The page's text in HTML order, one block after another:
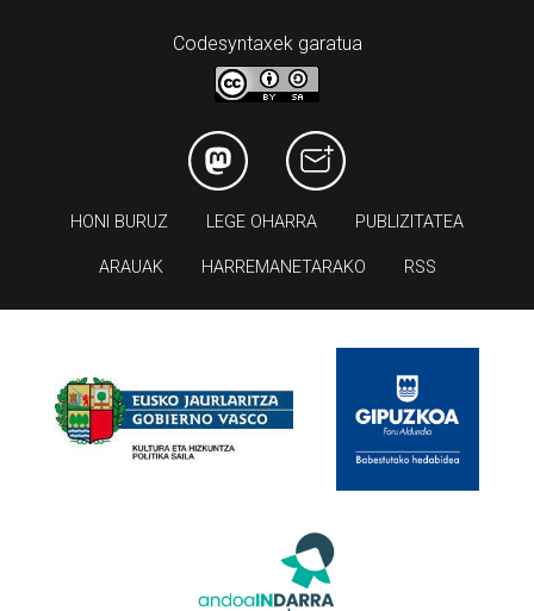
Codesyntaxek garatua
HONI BURUZ LEGE OHARRA PUBLIZITATEA
ARAUAK HARREMANETARAKO RSS